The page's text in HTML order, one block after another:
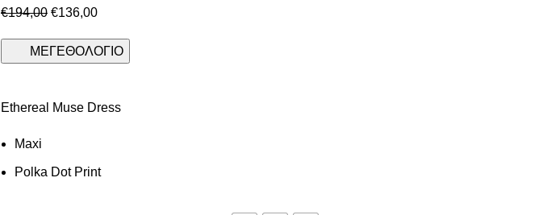
€194,00 €136,00
ΜΕΓΕΘΟΛΟΓΙΟ
Ethereal Muse Dress
Maxi
Polka Dot Print